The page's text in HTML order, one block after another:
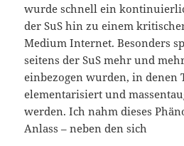
wurde schnell ein
der SuS hin zu einem
Medium Internet. Besonders
seitens der SuS mehr und
einbezogen wurden, in denen
elementarisiert und
werden. Ich nahm dieses
Anlass – neben den sich